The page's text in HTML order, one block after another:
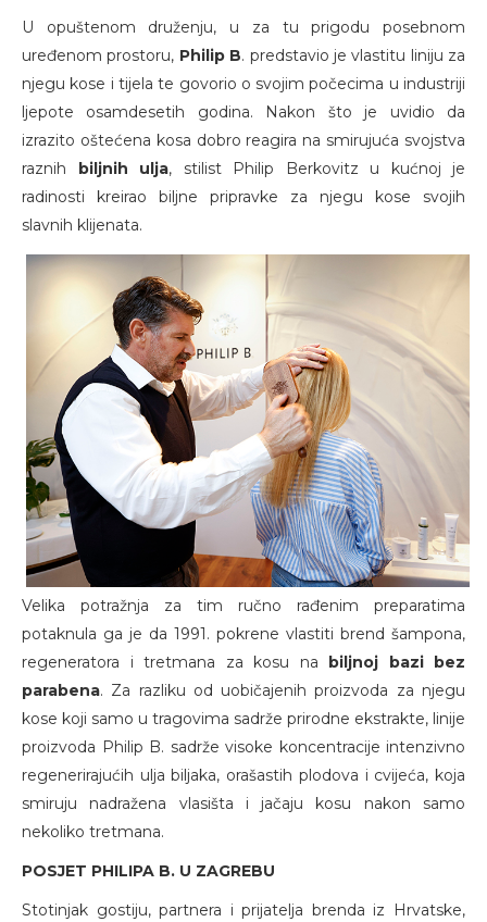
U opuštenom druženju, u za tu prigodu posebnom
uređenom prostoru, Philip B. predstavio je vlastitu liniju za
njegu kose i tijela te govorio o svojim počecima u industriji
ljepote osamdesetih godina. Nakon što je uvidio da
izrazito oštećena kosa dobro reagira na smirujuća svojstva
raznih biljnih ulja, stilist Philip Berkovitz u kućnoj je
radinosti kreirao biljne pripravke za njegu kose svojih
slavnih klijenata.
Velika potražnja za tim ručno rađenim preparatima
potaknula ga je da 1991. pokrene vlastiti brend šampona,
regeneratora i tretmana za kosu na biljnoj bazi bez
parabena. Za razliku od uobičajenih proizvoda za njegu
kose koji samo u tragovima sadrže prirodne ekstrakte, linije
proizvoda Philip B. sadrže visoke koncentracije intenzivno
regenerirajućih ulja biljaka, orašastih plodova i cvijeća, koja
smiruju nadražena vlasišta i jačaju kosu nakon samo
nekoliko tretmana.
POSJET PHILIPA B. U ZAGREBU
Stotinjak gostiju, partnera i prijatelja brenda iz Hrvatske,